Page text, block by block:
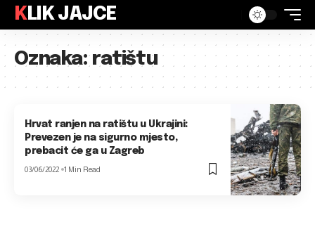
KLIK JAJCE
Oznaka:ratištu
Hrvat ranjen na ratištu u Ukrajini:
Prevezen je na sigurno mjesto,
prebacit će ga u Zagreb
03/06/2022 1 Min Read